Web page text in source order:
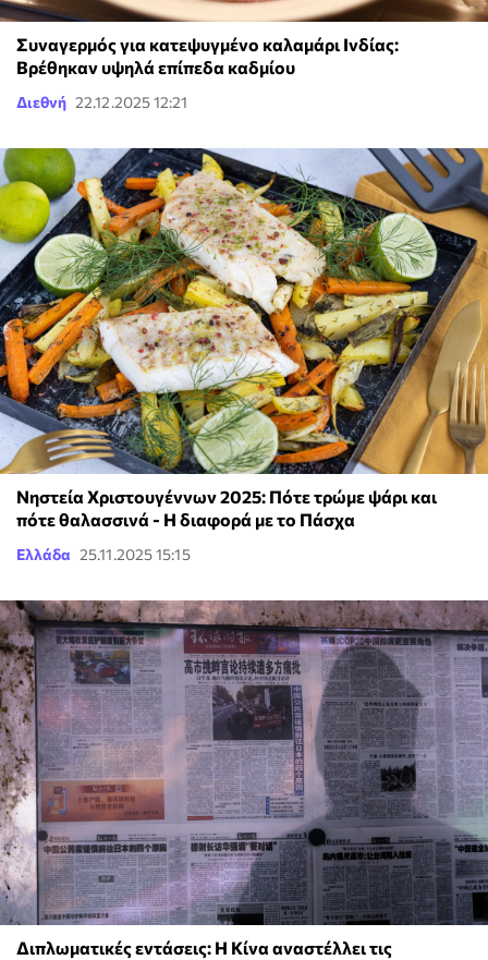
Συναγερμός για κατεψυγμένο καλαμάρι Ινδίας:
Βρέθηκαν υψηλά επίπεδα καδμίου
Διεθνή 22.12.2025 12:21
Νηστεία Χριστουγέννων 2025: Πότε τρώμε ψάρι και
πότε θαλασσινά - Η διαφορά με το Πάσχα
Ελλάδα 25.11.2025 15:15
Διπλωματικές εντάσεις: Η Κίνα αναστέλλει τις